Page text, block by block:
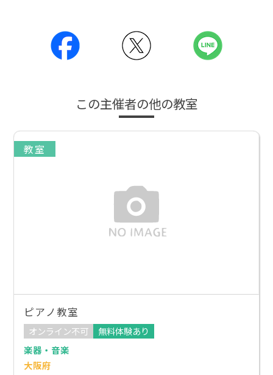
この主催者の他の教室
教室
ピアノ教室
オンライン不可
無料体験あり
楽器・音楽
大阪府